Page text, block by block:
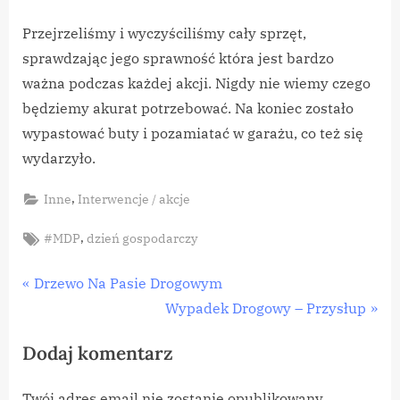
Przejrzeliśmy i wyczyściliśmy cały sprzęt,
sprawdzając jego sprawność która jest bardzo
ważna podczas każdej akcji. Nigdy nie wiemy czego
będziemy akurat potrzebować. Na koniec zostało
wypastować buty i pozamiatać w garażu, co też się
wydarzyło.
Inne,Interwencje / akcje
Tags:
#MDP,dzień gospodarczy
Nawigacja
P
v
Drzewo Na Pasie Drogowym
N
x
Wypadek Drogowy – Przysłup
Dodaj komentarz